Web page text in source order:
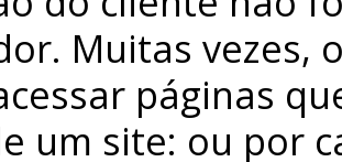
Muitas vezes,
páginas
um site: ou por